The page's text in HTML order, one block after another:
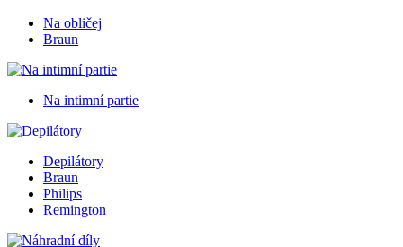
Na obličej
Braun
Na intimní partie
Depilátory
Braun
Philips
Remington